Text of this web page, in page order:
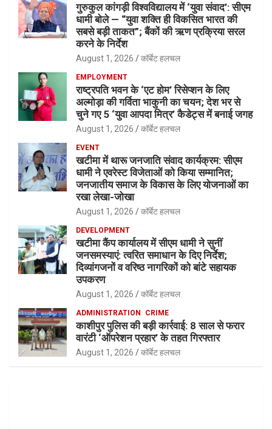
गुरुकुल कांगड़ी विश्वविद्यालय में ‘युवा संवाद’: सीएम
धामी बोले — “युवा शक्ति ही विकसित भारत की
सबसे बड़ी ताकत”; बैंकों की ऋण प्रक्रिया सरल
करने के निर्देश
August 1, 2026 कॉर्बेट हलचल
EMPLOYMENT
राष्ट्रपति भवन के ‘एट होम’ रिसेप्शन के लिए
अल्मोड़ा की गर्विता भाकुनी का चयन; देश भर से
चुने गए 5 ‘युवा आपदा मित्र’ कैडेट्स में बनाई जगह
August 1, 2026 कॉर्बेट हलचल
EVENT
खटीमा में थारू जनजाति संवाद कार्यक्रम: सीएम
धामी ने एवरेस्ट विजेताओं को किया सम्मानित;
जनजातीय समाज के विकास के लिए योजनाओं का
रखा लेखा-जोखा
August 1, 2026 कॉर्बेट हलचल
DEVELOPMENT
खटीमा कैंप कार्यालय में सीएम धामी ने सुनीं
जनसमस्याएं: त्वरित समाधान के दिए निर्देश;
दिव्यांगजनों व वरिष्ठ नागरिकों को बांटे सहायक
उपकरण
August 1, 2026 कॉर्बेट हलचल
ADMINISTRATION CRIME
काशीपुर पुलिस की बड़ी कार्रवाई: 8 साल से फरार
वारंटी ‘ऑपरेशन प्रहार’ के तहत गिरफ्तार
August 1, 2026 कॉर्बेट हलचल